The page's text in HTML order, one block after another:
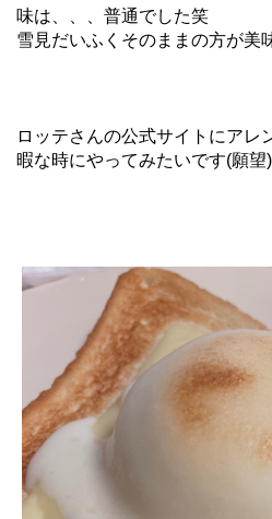
味は、、、普通でした笑
雪見だいふくそのままの方が美
ロッテさんの公式サイトにアレ
暇な時にやってみたいです(願望)